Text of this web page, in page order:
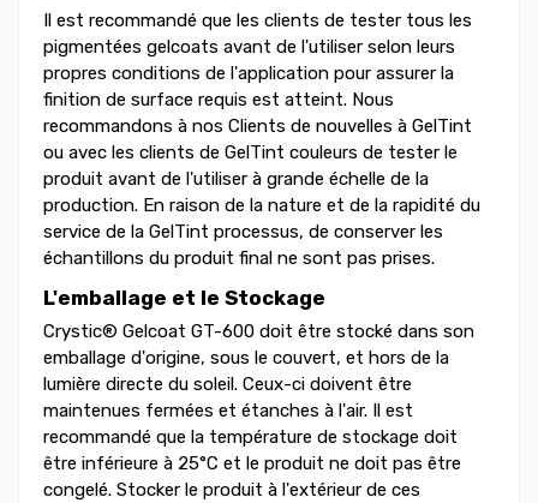
Il est recommandé que les clients de tester tous les
pigmentées gelcoats avant de l'utiliser selon leurs
propres conditions de l'application pour assurer la
finition de surface requis est atteint. Nous
recommandons à nos Clients de nouvelles à GelTint
ou avec les clients de GelTint couleurs de tester le
produit avant de l'utiliser à grande échelle de la
production. En raison de la nature et de la rapidité du
service de la GelTint processus, de conserver les
échantillons du produit final ne sont pas prises.
L'emballage et le Stockage
Crystic® Gelcoat GT-600 doit être stocké dans son
emballage d'origine, sous le couvert, et hors de la
lumière directe du soleil. Ceux-ci doivent être
maintenues fermées et étanches à l'air. Il est
recommandé que la température de stockage doit
être inférieure à 25°C et le produit ne doit pas être
congelé. Stocker le produit à l'extérieur de ces